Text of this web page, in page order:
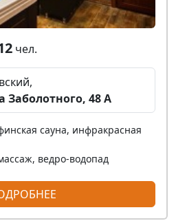
чел.
Заболотного, 48 А
сауна, инфракрасная
ведро-водопад